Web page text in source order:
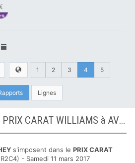
1 2 3 4 5
Lignes
Arrivée définitive du PRIX CARAT WILLIAMS à AVENCHES
s'imposent dans le PRIX CARAT
- Samedi 11 mars 2017